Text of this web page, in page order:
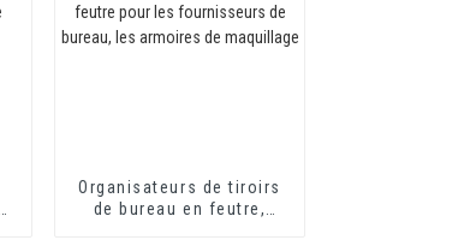
Organisateurs de tiroirs
de bureau en feutre,